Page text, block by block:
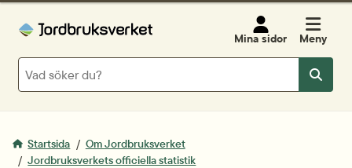
Mina sidor Meny
Sök
Sök
Startsida
Om Jordbruksverket
Jordbruksverkets officiella statistik